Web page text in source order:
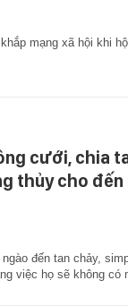
mạng xã hội khi
cưới, chia
thủy cho
đến tan chảy,
việc họ sẽ không có